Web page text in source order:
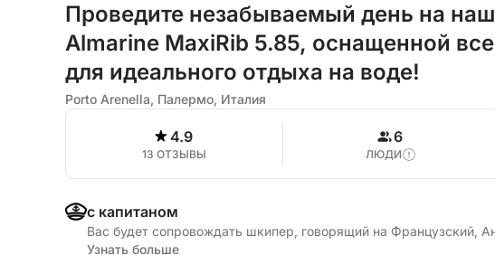
Проведите незабываемый день на
Almarine MaxiRib 5.85, оснащенной
для идеального отдыха на воде!
Porto Arenella, Палермо, Италия
4.9
13 ОТЗЫВЫ
6
ЛЮДИ
с капитаном
Вас будет сопровождать шкипер, говорящий на Французский,
Узнать больше